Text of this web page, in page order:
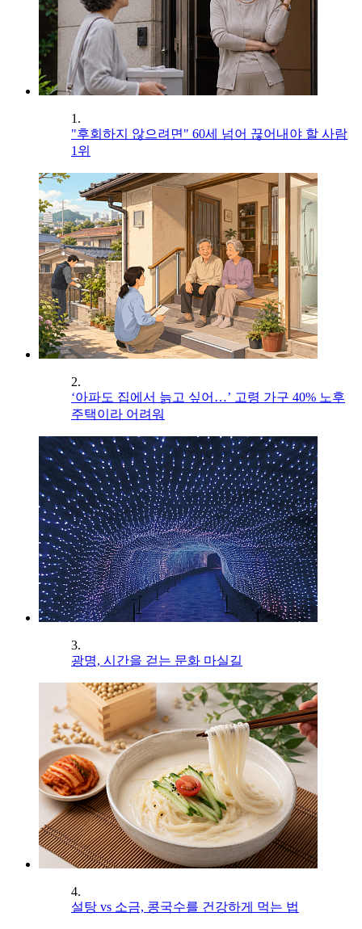
1.
"후회하지 않으려면" 60세 넘어 끊어내야 할 사람
1위
2.
‘아파도 집에서 늙고 싶어…’ 고령 가구 40% 노후
주택이라 어려워
3.
광명, 시간을 걷는 문화 마실길
4.
설탕 vs 소금, 콩국수를 건강하게 먹는 법